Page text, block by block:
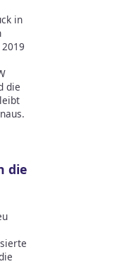
in
die
die